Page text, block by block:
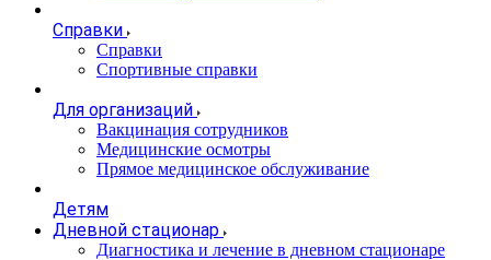
Справки
Справки
Спортивные справки
Для организаций
Вакцинация сотрудников
Медицинские осмотры
Прямое медицинское обслуживание
Детям
Дневной стационар
Диагностика и лечение в дневном стационаре